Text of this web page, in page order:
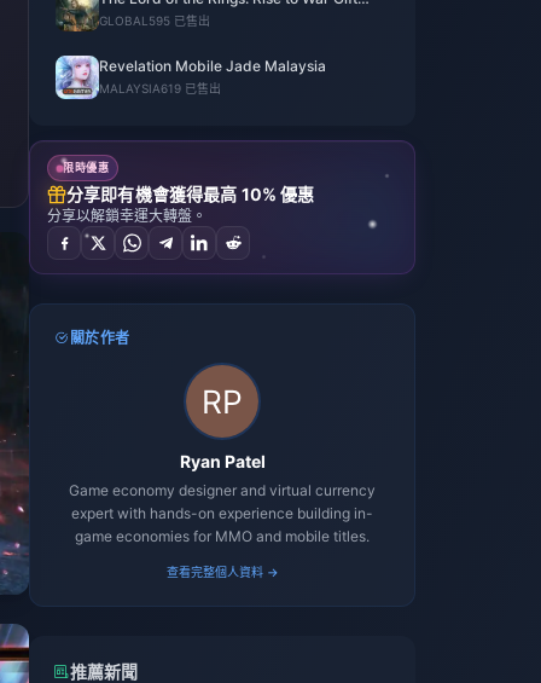
Packs
GLOBAL 595 已售出
Revelation Mobile Jade Malaysia
MALAYSIA619 已售出
限時優惠
分享即有機會獲得最高 10% 優惠
分享以解鎖幸運大轉盤。
關於作者
Ryan Patel
Game economy designer and virtual currency
expert with hands-on experience building in-
game economies for MMO and mobile titles.
查看完整個人資料 →
推薦新聞